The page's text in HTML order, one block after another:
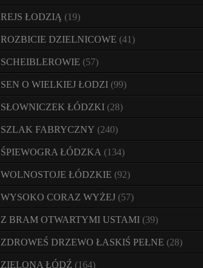
REJS ŁODZIĄ (19)
ROZBICIE DZIELNICOWE (41)
SCHEIBLEROWIE (57)
SEN O WIELKIEJ ŁODZI (99)
SŁOWNICZEK ŁÓDZKI (28)
SZLAK FABRYCZNY (240)
ŚPIEWOGRA ŁÓDZKA (134)
WOLNOSTOJE ŁÓDZKIE (92)
WYSOKO CORAZ WYŻEJ (57)
Z BRAM OTWARTYMI USTAMI (39)
ZDROWEŚ DRZEWO ŁASKIŚ PEŁNE (28)
ZIELONA ŁÓDŹ (164)